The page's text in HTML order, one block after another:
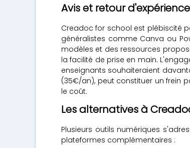
Avis et retour
Creadoc for school est plébiscité
généralistes comme Canva ou
modèles et des ressources
la facilité de prise en main.
enseignants souhaiteraient
(35€/an), peut constituer un frein
le coût.
Les alternatives à
Plusieurs outils numériques
plateformes complémentaires :